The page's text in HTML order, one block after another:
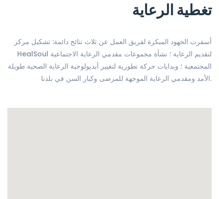
تغطية الرعاية
أسفرت الجهود المبكرة لفريق العمل عن ثلاث نتائج دائمة: تشكيل مركز
HealSoul لتقديم الرعاية ؛ نشأة مجموعات مقدمي الرعاية الاجتماعية
المجتمعية ؛ وبدايات حركة تطورية لتغيير أيديولوجية الرعاية الصحية طويلة
الأمد ومقدمي الرعاية الموجهة للمرضى وكبار السن في بلدنا.